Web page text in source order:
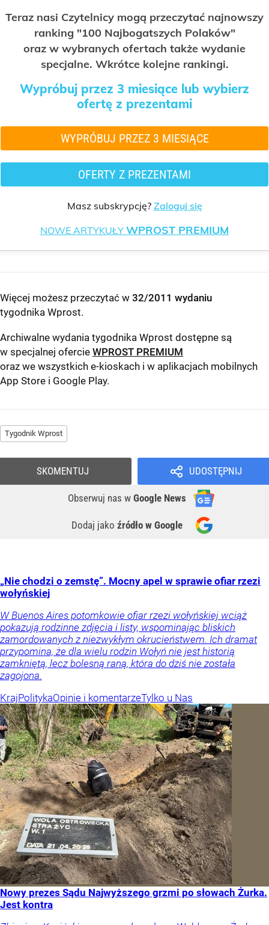
Teraz nasi Czytelnicy mogą przeczytać najnowszy
ranking "100 Najbogatszych Polaków"
oraz w wybranych ofertach także wydanie
specjalne. Wkrótce kolejne rankingi.
Wypróbuj przez 3 miesiące lub wybierz
ofertę z prezentami
WYPRÓBUJ PRZEZ 3 MIESIĄCE
OFERTY Z PREZENTAMI
Masz subskrypcję? Zaloguj się
NOWE ARTYKUŁY WPROST PREMIUM
Więcej możesz przeczytać w 32/2011 wydaniu
tygodnika Wprost.
Archiwalne wydania tygodnika Wprost dostępne są
w specjalnej ofercie WPROST PREMIUM
oraz we wszystkich e-kioskach i w aplikacjach mobilnych
App Store i Google Play.
Tygodnik Wprost
UDOSTĘPNIJ
Obserwuj nas w Google News
Dodaj jako źródło w Google
SKOMENTUJ
„Nie chodzi o zemstę”. Mocny apel w sprawie ofiar rzezi
wołyńskiej
W Buenos Aires potomkowie ofiar rzezi wołyńskiej wciąż
pokazują rodzinne zdjęcia i listy, wspominając bliskich
zamordowanych z niezwykłym okrucieństwem. Ich dramat
przypomina, że dla wielu rodzin Wołyń nie jest historią
zamkniętą, lecz bolesną raną, która do dziś nie została
zagojona.
KrajPolitykaOpinie i komentarzeTylko u Nas
Nowy prezes Sądu Najwyższego grzmi po słowach Żurka.
Jest kontra